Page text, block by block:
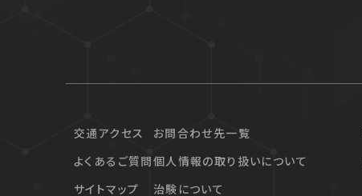
交通アクセス
よくあるご質問
サイトマップ
お問合わせ先一覧
個人情報の取り扱いについて
治験について